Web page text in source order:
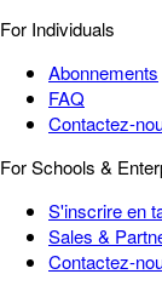
For Individuals
Abonnements
FAQ
Contactez-
For Schools &
S'inscrire en
Sales &
Contactez-